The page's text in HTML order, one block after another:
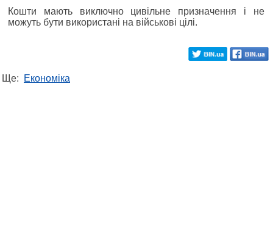
Кошти мають виключно цивільне призначення і не
можуть бути використані на військові цілі.
Ще: Економіка